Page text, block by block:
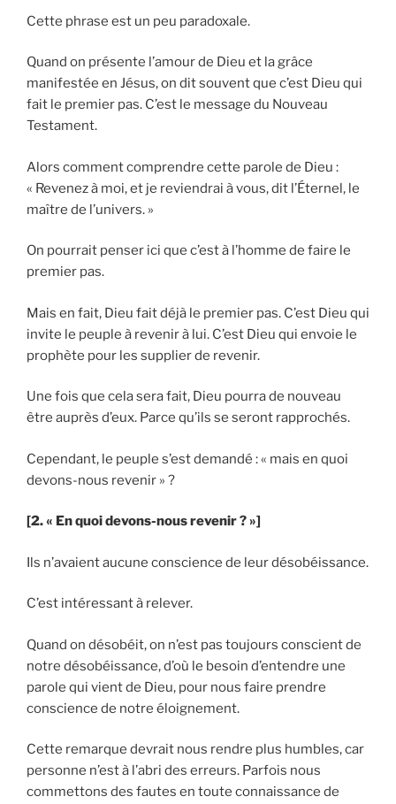
Cette phrase est un peu paradoxale.
Quand on présente l’amour de Dieu et la grâce
manifestée en Jésus, on dit souvent que c’est Dieu qui
fait le premier pas. C’est le message du Nouveau
Testament.
Alors comment comprendre cette parole de Dieu :
« Revenez à moi, et je reviendrai à vous, dit l’Éternel, le
maître de l’univers. »
On pourrait penser ici que c’est à l’homme de faire le
premier pas.
Mais en fait, Dieu fait déjà le premier pas. C’est Dieu qui
invite le peuple à revenir à lui. C’est Dieu qui envoie le
prophète pour les supplier de revenir.
Une fois que cela sera fait, Dieu pourra de nouveau
être auprès d’eux. Parce qu’ils se seront rapprochés.
Cependant, le peuple s’est demandé : « mais en quoi
devons-nous revenir » ?
[2. « En quoi devons-nous revenir ? »]
Ils n’avaient aucune conscience de leur désobéissance.
C’est intéressant à relever.
Quand on désobéit, on n’est pas toujours conscient de
notre désobéissance, d’où le besoin d’entendre une
parole qui vient de Dieu, pour nous faire prendre
conscience de notre éloignement.
Cette remarque devrait nous rendre plus humbles, car
personne n’est à l’abri des erreurs. Parfois nous
commettons des fautes en toute connaissance de